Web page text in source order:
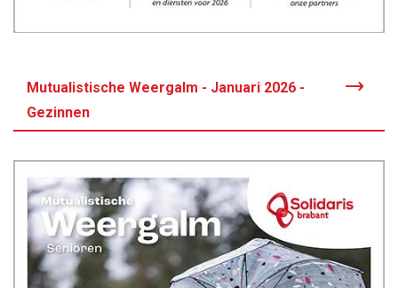
Mutualistische Weergalm - Januari 2026 -
Gezinnen